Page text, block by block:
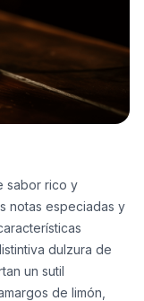
sabor rico y
notas especiadas y
dulzura de
un sutil
de limón,